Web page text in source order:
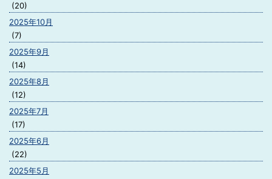
(20)
2025年10月
(7)
2025年9月
(14)
2025年8月
(12)
2025年7月
(17)
2025年6月
(22)
2025年5月